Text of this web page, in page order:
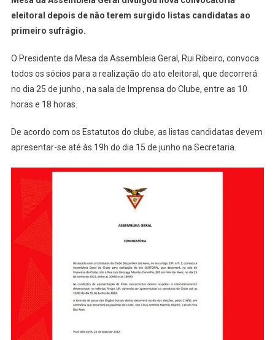
Aves
Marca
Para
25
De
eleitoral depois de não terem surgido listas candidatas ao
primeiro sufrágio.
O Presidente da Mesa da Assembleia Geral, Rui Ribeiro, convoca
todos os sócios para a realização do ato eleitoral, que decorrerá
no dia 25 de junho , na sala de Imprensa do Clube, entre as 10
horas e 18 horas.
De acordo com os Estatutos do clube, as listas candidatas devem
apresentar-se até às 19h do dia 15 de junho na Secretaria.